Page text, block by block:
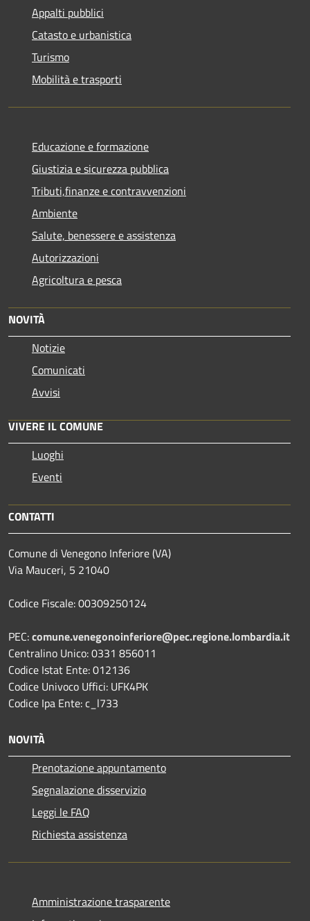
Appalti pubblici
Catasto e urbanistica
Turismo
Mobilità e trasporti
Educazione e formazione
Giustizia e sicurezza pubblica
Tributi,finanze e contravvenzioni
Ambiente
Salute, benessere e assistenza
Autorizzazioni
Agricoltura e pesca
NOVITÀ
Notizie
Comunicati
Avvisi
VIVERE IL COMUNE
Luoghi
Eventi
CONTATTI
Comune di Venegono Inferiore (VA)
Via Mauceri, 5 21040
Codice Fiscale: 00309250124
PEC:comune.venegonoinferiore@pec.regione.lombardia.it
Centralino Unico: 0331 856011
Codice Istat Ente: 012136
Codice Univoco Uffici: UFK4PK
Codice Ipa Ente: c_l733
NOVITÀ
Prenotazione appuntamento
Segnalazione disservizio
Leggi le FAQ
Richiesta assistenza
Amministrazione trasparente